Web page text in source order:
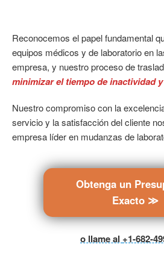
Reconocemos el papel fundamental
equipos médicos y de laboratorio en
empresa, y nuestro proceso de
minimizar el tiempo de inactividad
Nuestro compromiso con la
servicio y la satisfacción del cliente
empresa líder en mudanzas de
Obtenga un
Exacto ≫
o llame al +1-682-